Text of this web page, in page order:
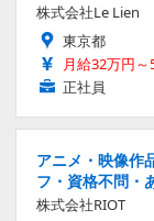
株式会社Le Lien
東京都
月給32万円～
正社員
アニメ・映像作
フ・資格不問・
株式会社RIOT